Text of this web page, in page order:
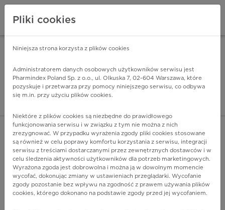
Pharmindex - lider
ZALOGUJ SIĘ
POKAŻ FILTRY
Pharmindex
Pliki cookies
Niniejsza strona korzysta z plików cookies
Administratorem danych osobowych użytkowników serwisu jest
Pharmindex Poland Sp. z o.o., ul. Olkuska 7, 02-604 Warszawa, które
pozyskuje i przetwarza przy pomocy niniejszego serwisu, co odbywa
się m.in. przy użyciu plików cookies.
Niektóre z plików cookies są niezbędne do prawidłowego
funkcjonowania serwisu i w związku z tym nie można z nich
zrezygnować. W przypadku wyrażenia zgody pliki cookies stosowane
są również w celu poprawy komfortu korzystania z serwisu, integracji
serwisu z treściami dostarczanymi przez zewnętrznych dostawców i w
celu śledzenia aktywności użytkowników dla potrzeb marketingowych.
Wyrażona zgoda jest dobrowolna i można ją w dowolnym momencie
wycofać, dokonując zmiany w ustawieniach przeglądarki. Wycofanie
zgody pozostanie bez wpływu na zgodność z prawem używania plików
cookies, którego dokonano na podstawie zgody przed jej wycofaniem.
ZA DARMO - w Google Play INSTALUJ